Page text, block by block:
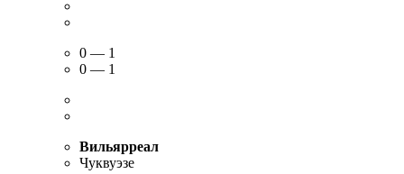
0 — 1
0 — 1
Вильярреал
Чуквуэзе